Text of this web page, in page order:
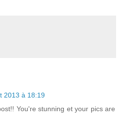
2013 à 18:19
You're stunning et your pics are